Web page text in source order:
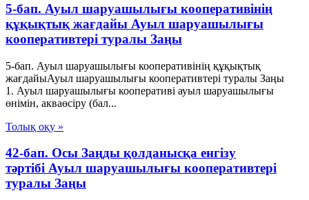
5-бап. Ауыл шаруашылығы кооперативінің
құқықтық жағдайы Ауыл шаруашылығы
кооперативтері туралы Заңы
5-бап. Ауыл шаруашылығы кооперативінің құқықтық
жағдайыАуыл шаруашылығы кооперативтері туралы Заңы
1. Ауыл шаруашылығы кооперативі ауыл шаруашылығы
өнімін, акваөсіру (бал...
Толық оқу »
42-бап. Осы Заңды қолданысқа енгізу
тәртібі Ауыл шаруашылығы кооперативтері
туралы Заңы